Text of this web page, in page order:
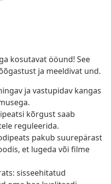
kosutavat ööund! See
ja meeldivat und.
ja vastupidav kangas
kõrgust saab
reguleerida.
pakub suurepärast
et lugeda või filme
sisseehitatud